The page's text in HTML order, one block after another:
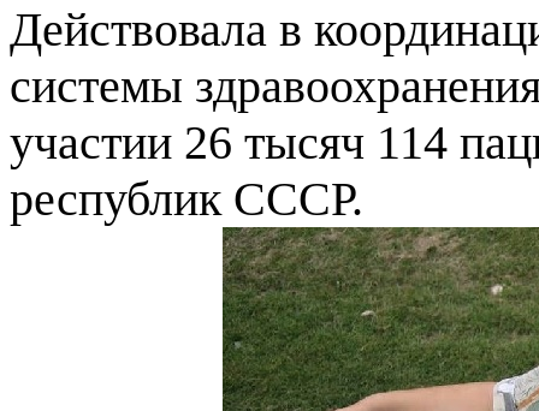
Действовала в
системы
участии 26 тысяч 114
республик СССР.